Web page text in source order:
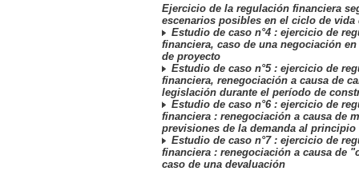
Ejercicio de la regulación financiera
escenarios posibles en el ciclo de vida
Estudio de caso n°4 : ejercicio de
financiera, caso de una negociación
de proyecto
Estudio de caso n°5 : ejercicio de
financiera, renegociación a causa de
legislación durante el período de
Estudio de caso n°6 : ejercicio de
financiera : renegociación a causa de
previsiones de la demanda al principio
Estudio de caso n°7 : ejercicio de
financiera : renegociación a causa de
caso de una devaluación